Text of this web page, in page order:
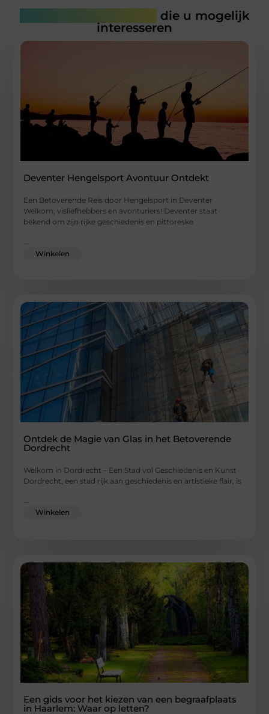
die u mogelijk
interesseren
Deventer Hengelsport Avontuur Ontdekt
Een Betoverende Reis door Hengelsport in Deventer
Welkom, visliefhebbers en avonturiers! Deventer staat
bekend om zijn rijke geschiedenis en pittoreske
Winkelen
Ontdek de Magie van Glas in het Betoverende
Dordrecht
Welkom in Dordrecht – Een Stad vol Geschiedenis en Kunst
Dordrecht, een stad rijk aan geschiedenis en artistieke flair, is
...
Winkelen
Een gids voor het kiezen van een begraafplaats
in Haarlem: Waar op letten?